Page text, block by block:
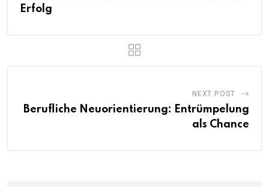
Erfolg
NEXT POST
Berufliche Neuorientierung: Entrümpelung
als Chance